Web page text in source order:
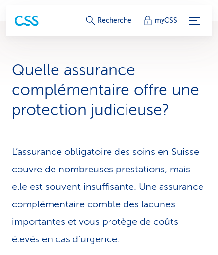
L
s
d
s
e
r
Recherche myCSS
Quelle assurance
complémentaire offre une
protection judicieuse?
L’assurance obligatoire des soins en Suisse
couvre de nombreuses prestations, mais
elle est souvent insuffisante. Une assurance
complémentaire comble des lacunes
importantes et vous protège de coûts
élevés en cas d’urgence.